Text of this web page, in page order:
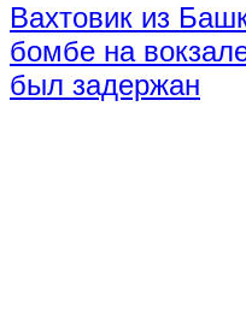
Вахтовик из
бомбе на
был задержан